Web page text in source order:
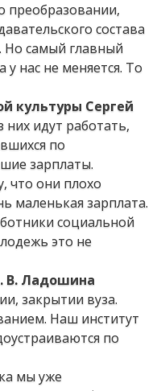
преобразовании,
состава
Но самый главный
у нас не меняется. То
культуры Сергей
идут работать,
по
зарплаты.
что они плохо
маленькая зарплата.
социальной
это не
В. Ладошина
закрытии вуза.
Наш институт
по
мы уже